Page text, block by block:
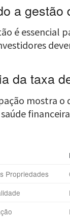
a gestão
é essencial
da taxa
mostra
Propriedades